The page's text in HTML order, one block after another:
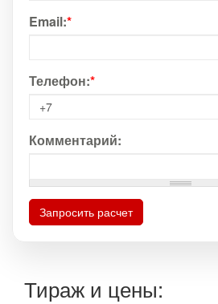
Email:*
Телефон:*
Комментарий:
Запросить расчет
Тираж и цены: